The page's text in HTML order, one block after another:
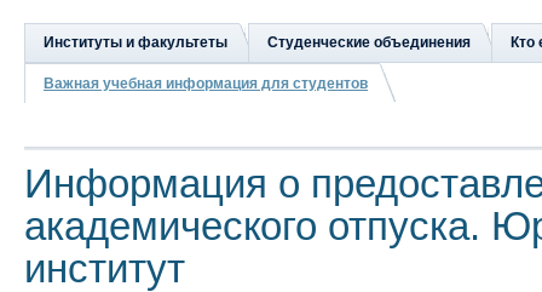
Институты и факультеты Студенческие объединения Кто
Важная учебная информация для студентов
Информация о
академического отпуска.
институт